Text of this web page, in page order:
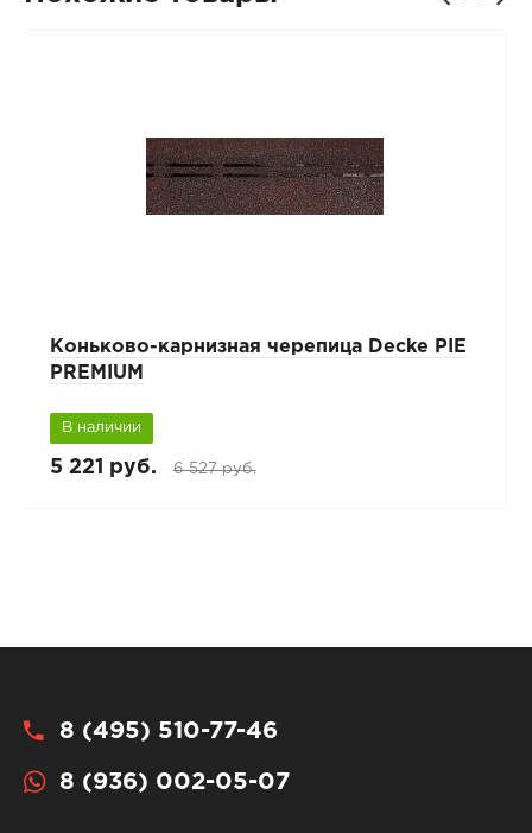
Коньково-карнизная черепица Decke PIE
PREMIUM
В наличии
5 221 руб. 6 527 руб.
8 (495) 510-77-46
8 (936) 002-05-07